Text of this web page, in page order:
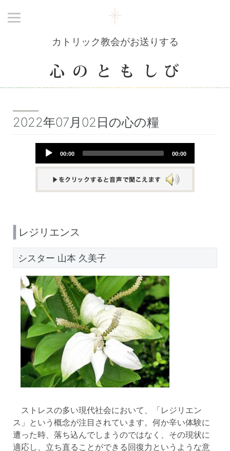
カトリック教会がお送りする
2022年07月02日の心の糧
Audio
00:00 00:00
レジリエンス
シスター 山本 久美子
ストレスの多い現代社会において、「レジリエン
ス」という概念が注目されています。何か辛い体験に
遭った時、落ち込んでしまうのではなく、その現状に
適応し、立ち直ることができる回復力というような意